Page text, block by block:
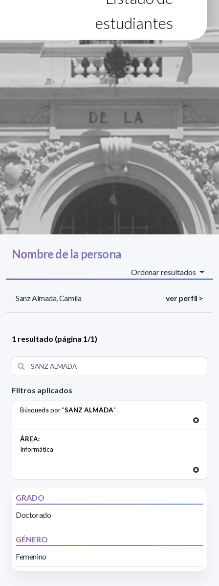
estudiantes
Filtros aplicados
Búsqueda por "SANZ ALMADA"
ÁREA:
Informática
GRADO
Doctorado
GÉNERO
Femenino
Nombre de la persona
Ordenar resultados
Sanz Almada, Camila ver perfil >
1 resultado (página 1/1)